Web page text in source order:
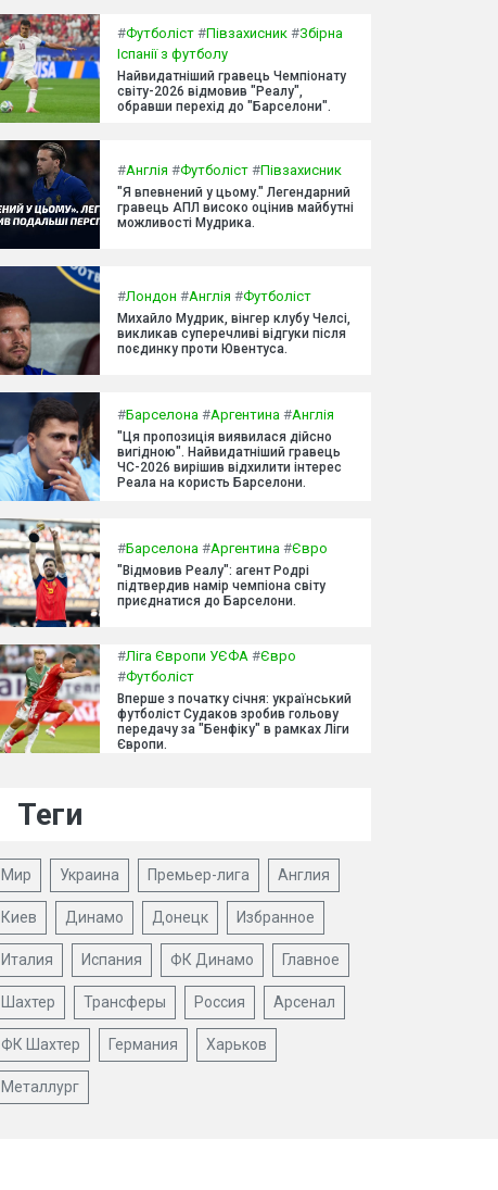
#Футболіст #Півзахисник #Збірна
Іспанії з футболу
Найвидатніший гравець Чемпіонату
світу-2026 відмовив "Реалу",
обравши перехід до "Барселони".
#Англія #Футболіст #Півзахисник
"Я впевнений у цьому." Легендарний
гравець АПЛ високо оцінив майбутні
можливості Мудрика.
#Лондон #Англія #Футболіст
Михайло Мудрик, вінгер клубу Челсі,
викликав суперечливі відгуки після
поєдинку проти Ювентуса.
#Барселона #Аргентина #Англія
"Ця пропозиція виявилася дійсно
вигідною". Найвидатніший гравець
ЧС-2026 вирішив відхилити інтерес
Реала на користь Барселони.
#Барселона #Аргентина #Євро
"Відмовив Реалу": агент Родрі
підтвердив намір чемпіона світу
приєднатися до Барселони.
#Ліга Європи УЄФА #Євро
#Футболіст
Вперше з початку січня: український
футболіст Судаков зробив гольову
передачу за "Бенфіку" в рамках Ліги
Європи.
Теги
Мир Украина Премьер-лига Англия
Киев Динамо Донецк Избранное
Италия Испания ФК Динамо Главное
Шахтер Трансферы Россия Арсенал
ФК Шахтер Германия Харьков
Металлург